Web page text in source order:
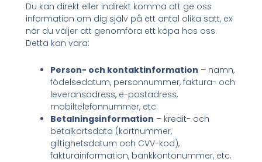
Du kan direkt eller indirekt komma att ge oss
information om dig själv på ett antal olika sätt, ex
när du väljer att genomföra ett köpa hos oss.
Detta kan vara:
Person- och kontaktinformation – namn,
födelsedatum, personnummer, faktura- och
leveransadress, e-postadress,
mobiltelefonnummer, etc.
Betalningsinformation – kredit- och
betalkortsdata (kortnummer,
giltighetsdatum och CVV-kod),
fakturainformation, bankkontonummer, etc.